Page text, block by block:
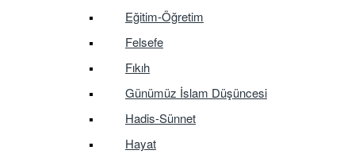
Eğitim-Öğretim
Felsefe
Fıkıh
Günümüz İslam Düşüncesi
Hadis-Sünnet
Hayat